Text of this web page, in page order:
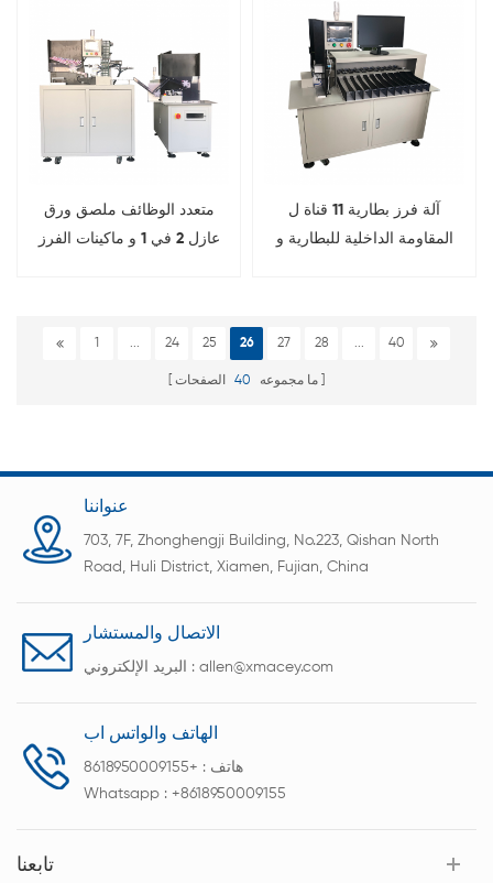
متعدد الوظائف ملصق ورق
عازل 2 في 1 و ماكينات الفرز
آلة فرز بطارية 11 قناة ل
المقاومة الداخلية للبطارية و
1 ... 24 25 26 27 28 ... 40
ما مجموعه 40 الصفحات
عنواننا
703, 7F, Zhonghengji Building, No.223, Qishan North
Road, Huli District, Xiamen, Fujian, China
الاتصال والمستشار
البريد الإلكتروني : allen@xmacey.com
الهاتف والواتس اب
هاتف : +8618950009155
Whatsapp : +8618950009155
تابعنا